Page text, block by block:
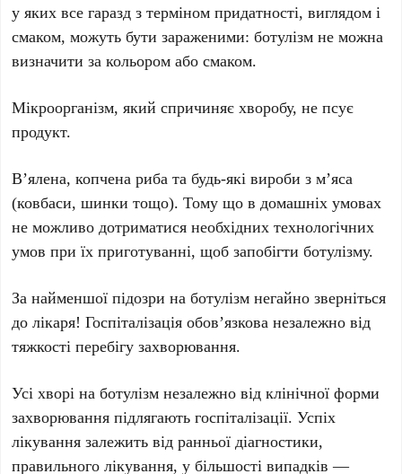
у яких все гаразд з терміном придатності, виглядом і
смаком, можуть бути зараженими: ботулізм не можна
визначити за кольором або смаком.
Мікроорганізм, який спричиняє хворобу, не псує
продукт.
В’ялена, копчена риба та будь-які вироби з м’яса
(ковбаси, шинки тощо). Тому що в домашніх умовах
не можливо дотриматися необхідних технологічних
умов при їх приготуванні, щоб запобігти ботулізму.
За найменшої підозри на ботулізм негайно зверніться
до лікаря! Госпіталізація обов’язкова незалежно від
тяжкості перебігу захворювання.
Усі хворі на ботулізм незалежно від клінічної форми
захворювання підлягають госпіталізації. Успіх
лікування залежить від ранньої діагностики,
правильного лікування, у більшості випадків —